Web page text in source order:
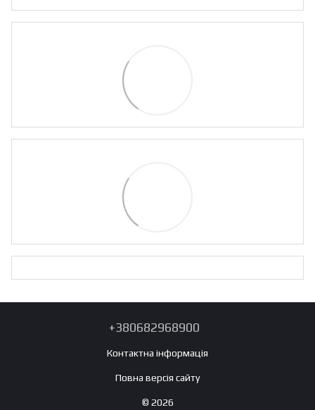
+380682968900
Контактна інформація
Повна версія сайту
© 2026